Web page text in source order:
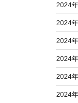
2024
2024
2024
2024
2024
2024